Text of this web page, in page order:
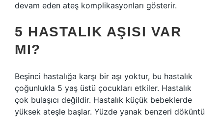
devam eden ateş komplikasyonları gösterir.
5 HASTALIK AŞISI VAR
MI?
Beşinci hastalığa karşı bir aşı yoktur, bu hastalık
çoğunlukla 5 yaş üstü çocukları etkiler. Hastalık
çok bulaşıcı değildir. Hastalık küçük bebeklerde
yüksek ateşle başlar. Yüzde yanak benzeri döküntü